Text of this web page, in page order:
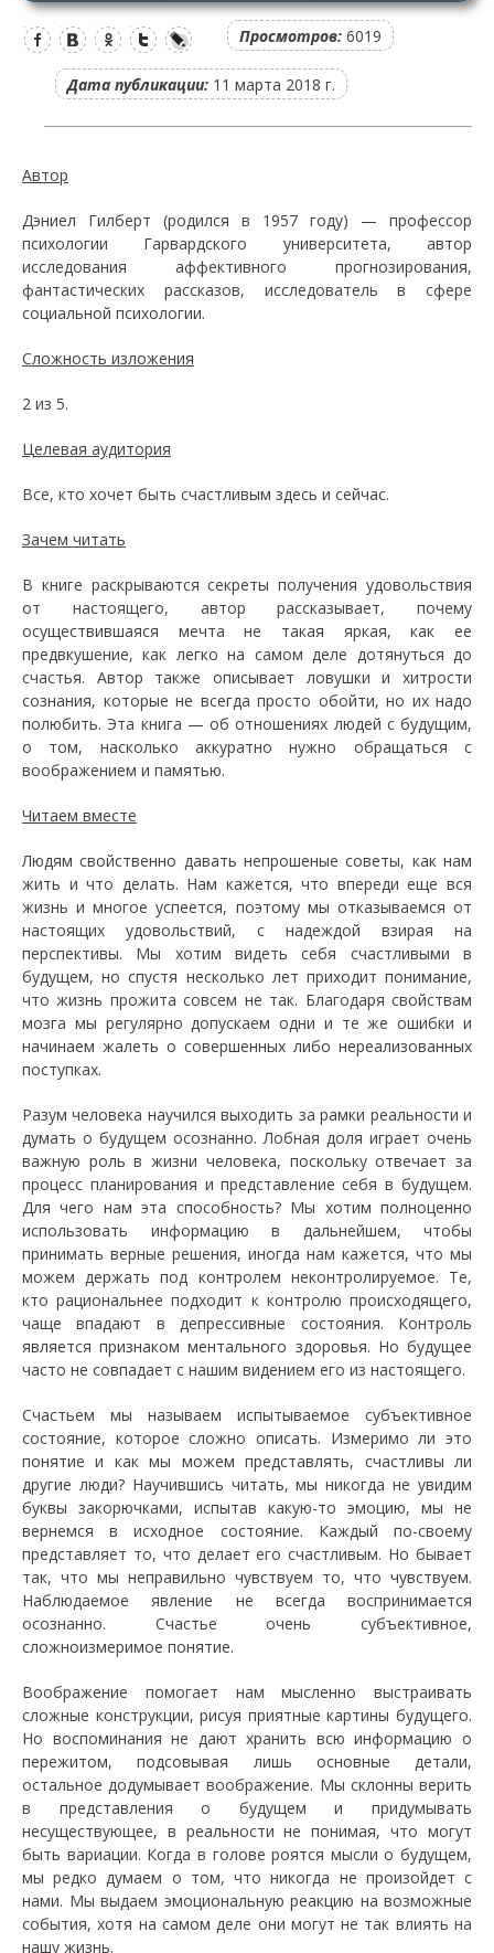
Просмотров: 6019
Дата публикации: 11 марта 2018 г.
Автор
Дэниел Гилберт (родился в 1957 году) — профессор
психологии Гарвардского университета, автор
исследования аффективного прогнозирования,
фантастических рассказов, исследователь в сфере
социальной психологии.
Сложность изложения
2 из 5.
Целевая аудитория
Все, кто хочет быть счастливым здесь и сейчас.
Зачем читать
В книге раскрываются секреты получения удовольствия
от настоящего, автор рассказывает, почему
осуществившаяся мечта не такая яркая, как ее
предвкушение, как легко на самом деле дотянуться до
счастья. Автор также описывает ловушки и хитрости
сознания, которые не всегда просто обойти, но их надо
полюбить. Эта книга — об отношениях людей с будущим,
о том, насколько аккуратно нужно обращаться с
воображением и памятью.
Читаем вместе
Людям свойственно давать непрошеные советы, как нам
жить и что делать. Нам кажется, что впереди еще вся
жизнь и многое успеется, поэтому мы отказываемся от
настоящих удовольствий, с надеждой взирая на
перспективы. Мы хотим видеть себя счастливыми в
будущем, но спустя несколько лет приходит понимание,
что жизнь прожита совсем не так. Благодаря свойствам
мозга мы регулярно допускаем одни и те же ошибки и
начинаем жалеть о совершенных либо нереализованных
поступках.
Разум человека научился выходить за рамки реальности и
думать о будущем осознанно. Лобная доля играет очень
важную роль в жизни человека, поскольку отвечает за
процесс планирования и представление себя в будущем.
Для чего нам эта способность? Мы хотим полноценно
использовать информацию в дальнейшем, чтобы
принимать верные решения, иногда нам кажется, что мы
можем держать под контролем неконтролируемое. Те,
кто рациональнее подходит к контролю происходящего,
чаще впадают в депрессивные состояния. Контроль
является признаком ментального здоровья. Но будущее
часто не совпадает с нашим видением его из настоящего.
Счастьем мы называем испытываемое субъективное
состояние, которое сложно описать. Измеримо ли это
понятие и как мы можем представлять, счастливы ли
другие люди? Научившись читать, мы никогда не увидим
буквы закорючками, испытав какую-то эмоцию, мы не
вернемся в исходное состояние. Каждый по-своему
представляет то, что делает его счастливым. Но бывает
так, что мы неправильно чувствуем то, что чувствуем.
Наблюдаемое явление не всегда воспринимается
осознанно. Счастье очень субъективное,
сложноизмеримое понятие.
Воображение помогает нам мысленно выстраивать
сложные конструкции, рисуя приятные картины будущего.
Но воспоминания не дают хранить всю информацию о
пережитом, подсовывая лишь основные детали,
остальное додумывает воображение. Мы склонны верить
в представления о будущем и придумывать
несуществующее, в реальности не понимая, что могут
быть вариации. Когда в голове роятся мысли о будущем,
мы редко думаем о том, что никогда не произойдет с
нами. Мы выдаем эмоциональную реакцию на возможные
события, хотя на самом деле они могут не так влиять на
нашу жизнь.